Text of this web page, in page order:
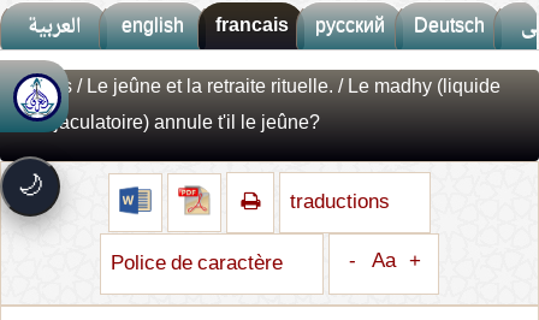
العربية english francais русский Deutsch
🌙
🚀 جديد الموقع!
تعرف على أحدث المميزات
⚡سرعة فائقة
🎨تصميم جديد كلياً
🔔تتابع كل جديد بخطوة واحدة
Fatwas/Le jeûne et la retraite rituelle./ Le madhy (liquide
pré-éjaculatoire) annule t'il le jeûne?
traductions
Police de caractère
- Aa +